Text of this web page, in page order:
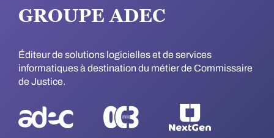
GROUPE ADEC
Éditeur de solutions logicielles et de services
informatiques à destination du métier de Commissaire
de Justice.